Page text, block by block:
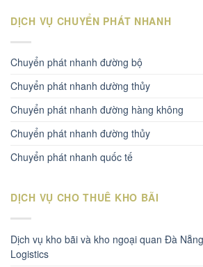
DỊCH VỤ CHUYỂN PHÁT NHANH
Chuyển phát nhanh đường bộ
Chuyển phát nhanh dường thủy
Chuyển phát nhanh đường hàng không
Chuyển phát nhanh đường thủy
Chuyển phát nhanh quốc tế
DỊCH VỤ CHO THUÊ KHO BÃI
Dịch vụ kho bãi và kho ngoại quan Đà
Logistics